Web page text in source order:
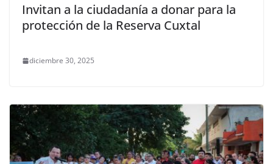
Invitan a la ciudadanía a donar para la
protección de la Reserva Cuxtal
diciembre 30, 2025